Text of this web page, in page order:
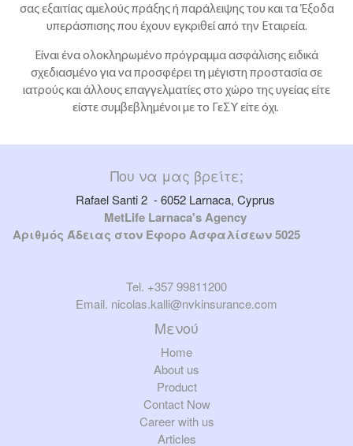
σας εξαιτίας αμελούς πράξης ή παράλειψης του και τα Έξοδα
υπεράσπισης που έχουν εγκριθεί από την Εταιρεία.
Είναι ένα ολοκληρωμένο πρόγραμμα ασφάλισης ειδικά
σχεδιασμένο για να προσφέρει τη μέγιστη προστασία σε
ιατρούς και άλλους επαγγελματίες στο χώρο της υγείας είτε
είστε συμβεβλημένοι με το ΓεΣΥ είτε όχι.
Που να μας βρείτε;
Rafael Santi 2 - 6052 Larnaca, Cyprus
MetLife Larnaca's Agency
Αριθμός Άδειας στον Έφορο Ασφαλίσεων 5025
Tel. +357 99811200
Email. nicolas.kalli@nvkinsurance.com
Μενού
Home
About us
Product
Contact Now
Career with us
Articles